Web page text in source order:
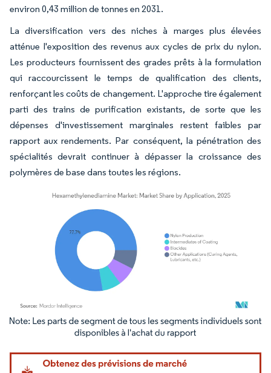
environ 0,43 million de tonnes en 2031.
La diversification vers des niches à marges plus élevées
atténue l'exposition des revenus aux cycles de prix du nylon.
Les producteurs fournissent des grades prêts à la formulation
qui raccourcissent le temps de qualification des clients,
renforçant les coûts de changement. L'approche tire également
parti des trains de purification existants, de sorte que les
dépenses d'investissement marginales restent faibles par
rapport aux rendements. Par conséquent, la pénétration des
spécialités devrait continuer à dépasser la croissance des
polymères de base dans toutes les régions.
Image © Mordor Intelligence. La réutilisation nécessite une attribution sous CC BY